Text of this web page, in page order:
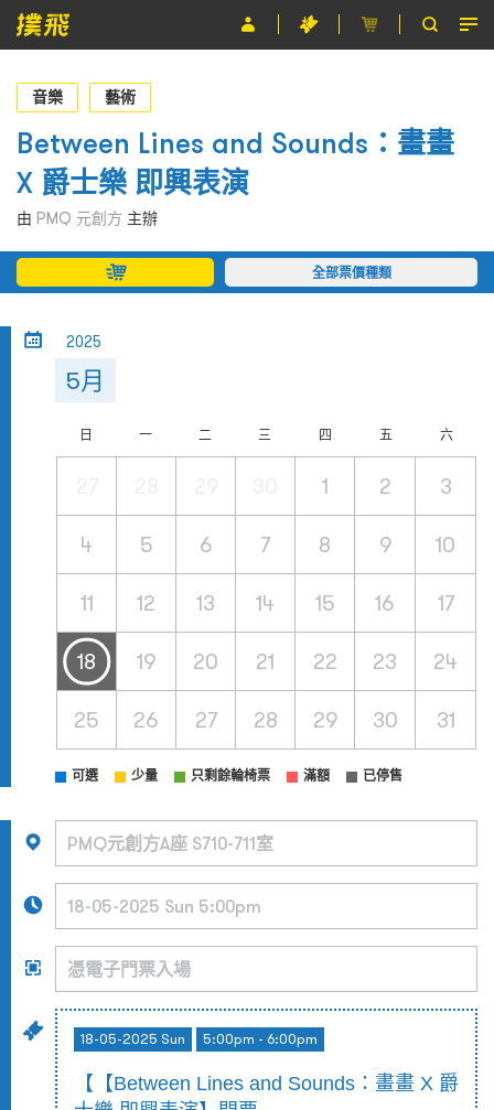
節目
主辦單位
關於撲飛
條款及細則
EN
音樂 藝術
Between Lines and Sounds：畫畫
X 爵士樂 即興表演
由 PMQ 元創方 主辦
全部票價種類
2025
5月
日 一 二 三 四 五 六
1 2 3
4 5 6 7 8 9 10
11 12 13 14 15 16 17
18 19 20 21 22 23 24
25 26 27 28 29 30 31
可選 少量 只剩餘輪椅票 滿額 已停售
18-05-2025 Sun 5:00pm - 6:00pm
【【Between Lines and Sounds：畫畫 X 爵